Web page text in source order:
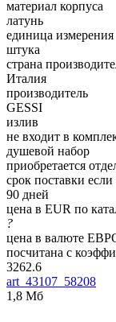
материал корпуса
латунь
единица измерения
штука
страна
Италия
производитель
GESSI
излив
не входит в
душевой набор
приобретается
срок поставки
90 дней
цена в EUR по
?
цена в валюте
посчитана с
3262.6
art_43107_58208
1,8 Мб